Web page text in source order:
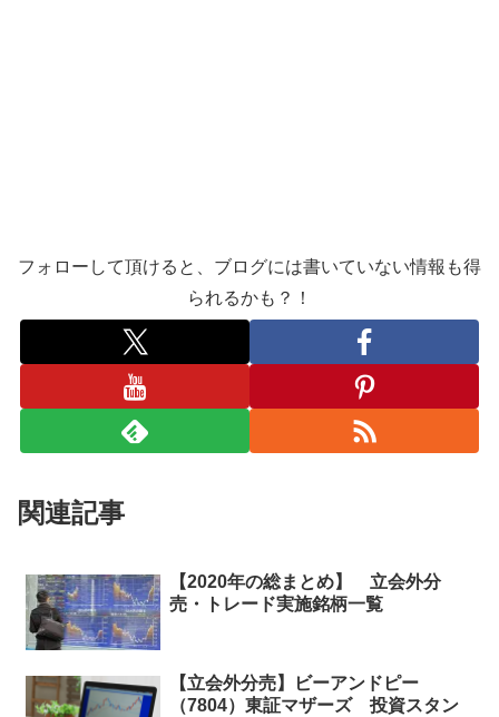
フォローして頂けると、ブログには書いていない情報も得
られるかも？！
関連記事
【2020年の総まとめ】 立会外分
売・トレード実施銘柄一覧
【立会外分売】ビーアンドピー
（7804）東証マザーズ 投資スタン